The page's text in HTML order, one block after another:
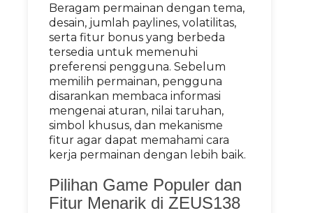
Beragam permainan dengan tema,
desain, jumlah paylines, volatilitas,
serta fitur bonus yang berbeda
tersedia untuk memenuhi
preferensi pengguna. Sebelum
memilih permainan, pengguna
disarankan membaca informasi
mengenai aturan, nilai taruhan,
simbol khusus, dan mekanisme
fitur agar dapat memahami cara
kerja permainan dengan lebih baik.
Pilihan Game Populer dan
Fitur Menarik di ZEUS138